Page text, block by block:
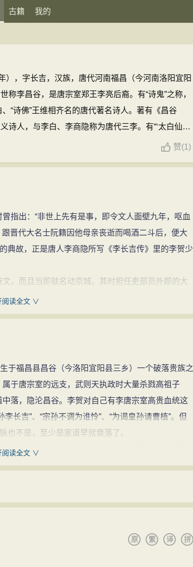
古籍 我的
），字长吉，汉族，唐代河南福昌（今河南洛阳宜阳
称李昌谷，是唐宗室郑王李亮后裔。有“诗鬼”之称，
、“诗佛”王维相齐名的唐代著名诗人。著有《昌谷
诗人，与李白、李商隐称为唐代三李。有“‘太白仙
继屈原、李白之后，中国文学史上又一位颇享盛誉的
赞(1)
出：“非世上先有是事，即令文人面壁九年，呕血
晋代大名士阮籍因他母亲丧逝而喝酒二斗后，便大
典故，正是唐人李商隐所写《李长吉传》里的李贺少
而且当即就名动京城。其时担任吏部员外郎的大
不大相信，说：“要是古人，那还罢了；而今天居然
，二人便联袂着要去探访个究竟了。
即遂出题让他写作，以便验证李贺到底有无真才
，然后便援笔写了一首在文学史足以流传的名作
博，谦虚和恭敬，是他们很久都没有见到过的，
然是名不虚传哪！”从此，李贺的诗名传遍天
第中作客。经过这次来访，李贺的诗名遂越发大
其中的“晋”跟进士的“进”同音，那是“家讳”，是不能
名的《讳辨》来为之辨解。然而，李贺此后的仕途
阅读全文 ∨
福昌县昌谷（今洛阳宜阳县三乡）一个破落贵族之
于唐宗室的远支，武则天执政时大量杀戮高祖子
落，隐沦昌谷。李贺对自己有李唐宗室高贵血统这
长吉”、“宗孙不调为谁怜”、“为谒皇孙请曹植”。但
也不是，至少是家道早就衰落了。
夜雨叫租吏，舂声暗交关。”（《送韦仁实兄弟入
三年（768）去蜀任职，曾与表兄杜甫相遇于公安，
迁，任陕县令，但不久老死。母亲郑氏，生一女二
状，于此可见。
造访，李贺援笔辄就写就《高轩过》一诗，韩愈与皇
贺白日骑驴觅句，暮则探囊整理，焚膏继晷，十分
阅读全文 ∨
拼
译
繁
原